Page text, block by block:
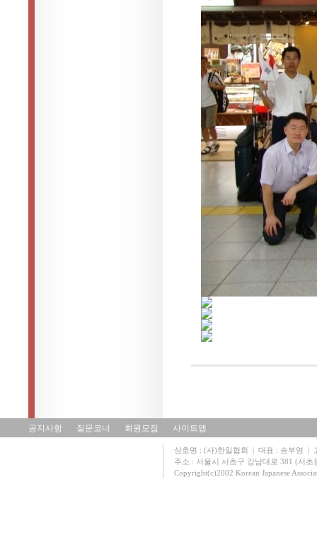
공지사항 질문코너 회원모집 사이트맵
상호명 : (사)한일협회 | 대표 : 송부영 |
주소 : 서울시 서초구 강남대로 381 (서
Copyright(c)2002 Korean Japanese